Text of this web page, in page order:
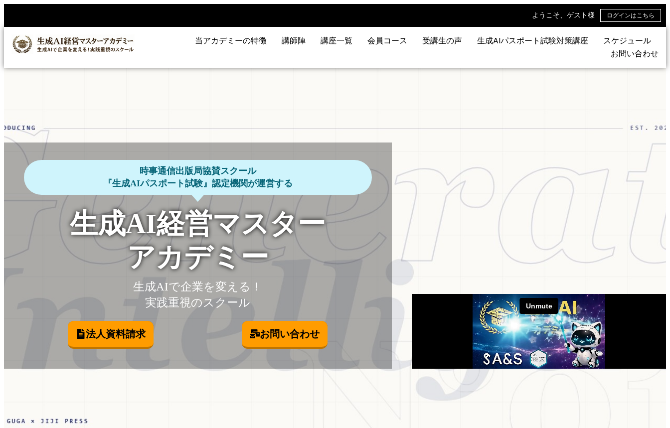
ようこそ、ゲスト様 ログインはこちら
当アカデミーの特徴 講師陣 講座一覧 会員コース 受講生の声 生成AIパスポート試験対策講座
スケジュール
お問い合わせ
時事通信出版局協賛スクール
『生成AIパスポート試験』認定機関が運営する
生成AI経営マスター
アカデミー
生成AIで企業を変える！
実践重視のスクール
法人資料請求 お問い合わせ